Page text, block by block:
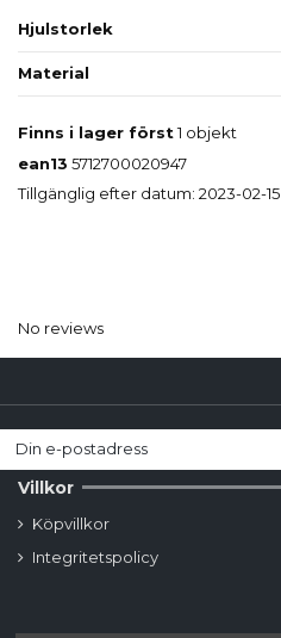
Hjulstorlek
Material
Finns i lager först1 objekt
ean13 5712700020947
Tillgänglig efter datum: 2023-02-15
No reviews
Villkor
Köpvillkor
Integritetspolicy